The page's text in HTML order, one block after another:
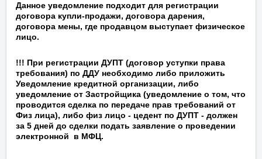
Данное уведомление подходит для регистрации
договора купли-продажи, договора дарения,
договора мены, где продавцом выступает физическое
лицо.
!!! При регистрации ДУПТ (договор уступки права
требования) по ДДУ необходимо либо приложить
Уведомление кредитной организации, либо
уведомление от Застройщика (уведомление о том, что
проводится сделка по передаче прав требований от
Физ лица), либо физ лицо - цедент по ДУПТ - должен
за 5 дней до сделки подать заявление о проведении
электронной в МФЦ.